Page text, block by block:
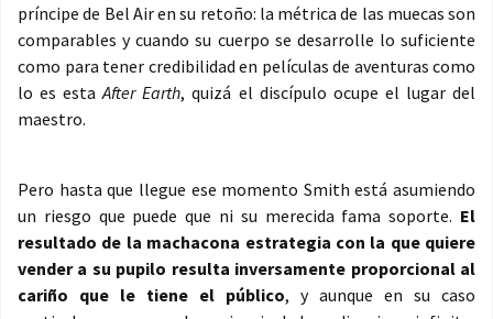
príncipe de Bel Air en su retoño: la métrica de las muecas son
comparables y cuando su cuerpo se desarrolle lo suficiente
como para tener credibilidad en películas de aventuras como
lo es estaAfter Earth, quizá el discípulo ocupe el lugar del
maestro.
Pero hasta que llegue ese momento Smith está asumiendo
un riesgo que puede que ni su merecida fama soporte. El
resultado de la machacona estrategia con la que quiere
vender a su pupilo resulta inversamente proporcional al
cariño que le tiene el público, y aunque en su caso